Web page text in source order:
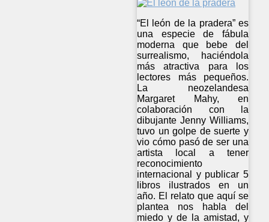
“El león de la pradera” es
una especie de fábula
moderna que bebe del
surrealismo, haciéndola
más atractiva para los
lectores más pequeños.
La neozelandesa
Margaret Mahy, en
colaboración con la
dibujante Jenny Williams,
tuvo un golpe de suerte y
vio cómo pasó de ser una
artista local a tener
reconocimiento
internacional y publicar 5
libros ilustrados en un
año. El relato que aquí se
plantea nos habla del
miedo y de la amistad, y